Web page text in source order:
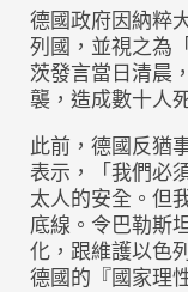
德國政府因納粹
列國，並視之為
茨發言當日清晨
襲，造成數十人
此前，德國反猶
表示，「我們必
太人的安全。但
底線。令巴勒斯
化，跟維護以色
德國的『國家理